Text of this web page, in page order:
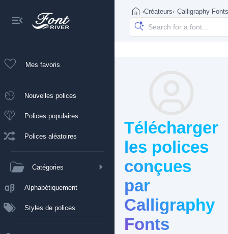
Mes favoris
Nouvelles polices
Polices populaires
Polices aléatoires
Catégories
Alphabétiquement
Styles de polices
›Créateurs› Calligraphy Fonts
Télécharger
les polices
conçues
par
Calligraphy
Fonts